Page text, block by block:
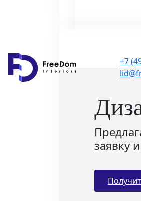
+7
заявку